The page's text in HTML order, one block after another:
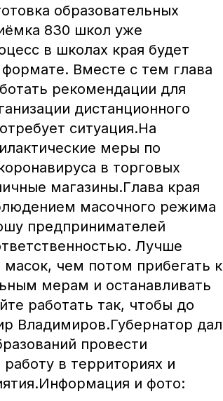
образовательных
830 школ уже
в школах края будет
Вместе с тем глава
рекомендации для
дистанционного
ситуация.На
меры по
в торговых
магазины.Глава края
масочного режима
предпринимателей
Лучше
чем потом прибегать к
мерам и останавливать
работать так, чтобы до
Владимиров.Губернатор дал
провести
в территориях и
и фото: